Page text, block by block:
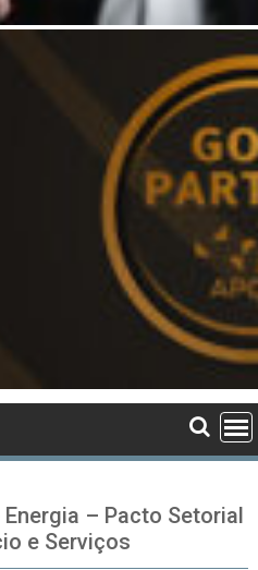
– Pacto Setorial
e Serviços